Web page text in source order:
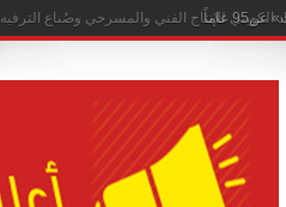
للإنتاج الفني والمسرحي وصُناع الترفيه